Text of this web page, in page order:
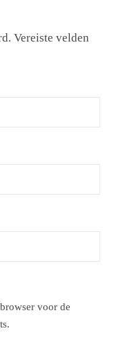
Vereiste velden
voor de